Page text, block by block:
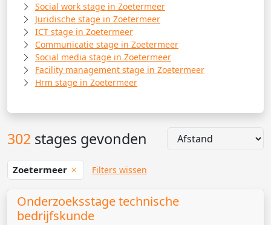
Social work stage in Zoetermeer
Juridische stage in Zoetermeer
ICT stage in Zoetermeer
Communicatie stage in Zoetermeer
Social media stage in Zoetermeer
Facility management stage in Zoetermeer
Hrm stage in Zoetermeer
302 stages gevonden
Zoetermeer Filters wissen
Onderzoeksstage technische
bedrijfskunde